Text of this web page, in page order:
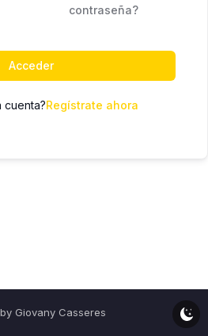
contraseña?
Acceder
cuenta?Regístrate ahora
Giovany Casseres